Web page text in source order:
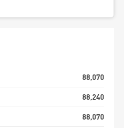
88,070
88,240
88,070